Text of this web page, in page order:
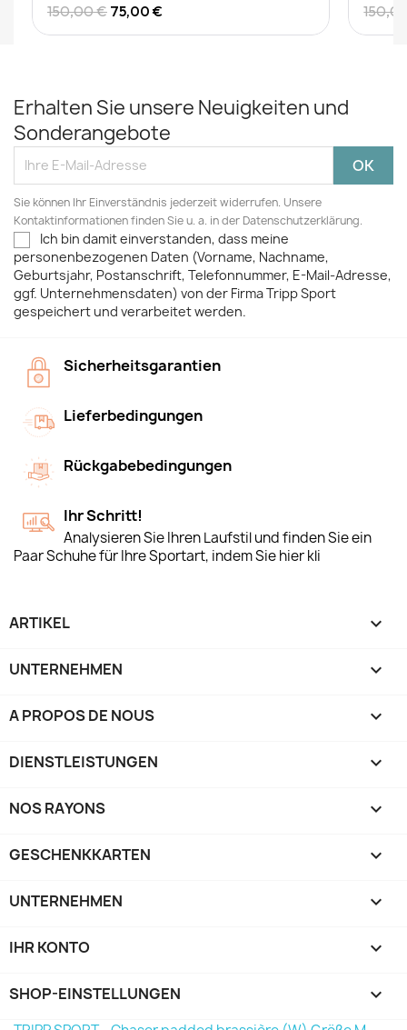
150,00 € 75,00 €
Erhalten Sie unsere Neuigkeiten und
Sonderangebote
Sie können Ihr Einverständnis jederzeit widerrufen. Unsere
Kontaktinformationen finden Sie u. a. in der Datenschutzerklärung.
Ich bin damit einverstanden, dass meine
personenbezogenen Daten (Vorname, Nachname,
Geburtsjahr, Postanschrift, Telefonnummer, E-Mail-Adresse,
ggf. Unternehmensdaten) von der Firma Tripp Sport
gespeichert und verarbeitet werden.
Sicherheitsgarantien
Lieferbedingungen
Rückgabebedingungen
Ihr Schritt!
Analysieren Sie Ihren Laufstil und finden Sie ein
Paar Schuhe für Ihre Sportart, indem Sie hier kli
ARTIKEL 
UNTERNEHMEN 
A PROPOS DE NOUS 
DIENSTLEISTUNGEN 
NOS RAYONS 
GESCHENKKARTEN 
UNTERNEHMEN 
IHR KONTO 
SHOP-EINSTELLUNGEN keyboard_arrow_down